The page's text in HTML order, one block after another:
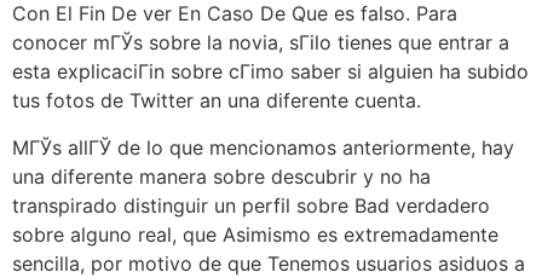
Con El Fin De ver En Caso De Que es falso. Para
conocer mГЎs sobre la novia, sГіlo tienes que entrar a
esta explicaciГіn sobre cГіmo saber si alguien ha subido
tus fotos de Twitter an una diferente cuenta.
MГЎs allГЎ de lo que mencionamos anteriormente, hay
una diferente manera sobre descubrir y no ha
transpirado distinguir un perfil sobre Bad verdadero
sobre alguno real, que Asimismo es extremadamente
sencilla, por motivo de que Tenemos usuarios asiduos a